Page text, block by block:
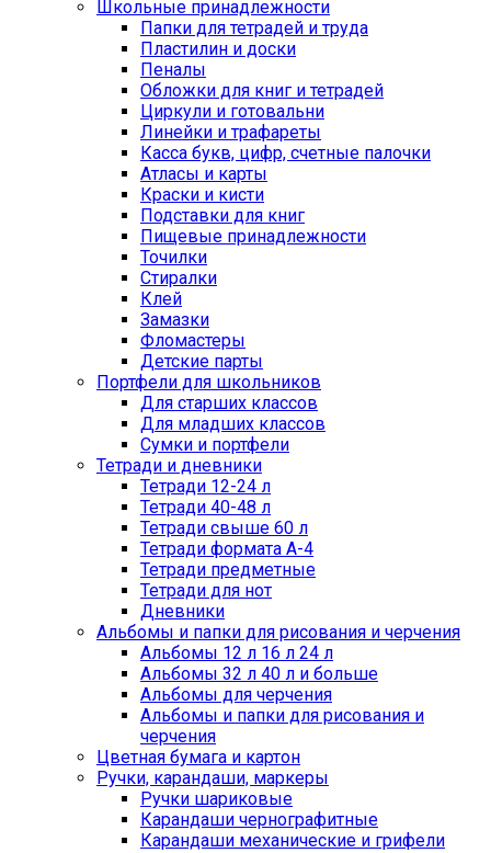
Школьные принадлежности
Папки для тетрадей и труда
Пластилин и доски
Пеналы
Обложки для книг и тетрадей
Циркули и готовальни
Линейки и трафареты
Касса букв, цифр, счетные палочки
Атласы и карты
Краски и кисти
Подставки для книг
Пищевые принадлежности
Точилки
Стиралки
Клей
Замазки
Фломастеры
Детские парты
Портфели для школьников
Для старших классов
Для младших классов
Сумки и портфели
Тетради и дневники
Тетради 12-24 л
Тетради 40-48 л
Тетради свыше 60 л
Тетради формата А-4
Тетради предметные
Тетради для нот
Дневники
Альбомы и папки для рисования и черчения
Альбомы 12 л 16 л 24 л
Альбомы 32 л 40 л и больше
Альбомы для черчения
Альбомы и папки для рисования и
черчения
Цветная бумага и картон
Ручки, карандаши, маркеры
Ручки шариковые
Карандаши чернографитные
Карандаши механические и грифели